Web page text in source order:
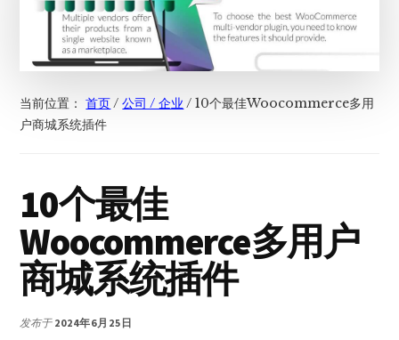
当前位置：首页/ 公司 / 企业 / 10个最佳Woocommerce多用
户商城系统插件
10个最佳
Woocommerce多用户
商城系统插件
发布于 2024年6月25日